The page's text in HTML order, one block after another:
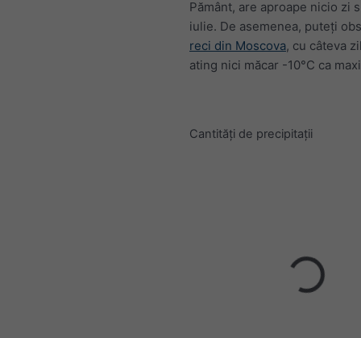
Pământ, are aproape nicio zi
iulie. De asemenea, puteți
reci din Moscova, cu câteva
ating nici măcar -10°C ca
Cantități de precipitații